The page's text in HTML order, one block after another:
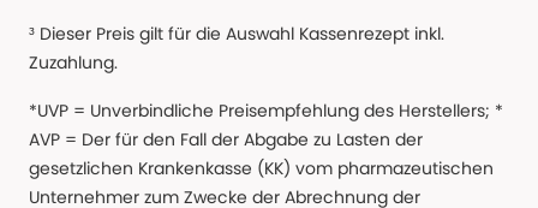
³ Dieser Preis gilt für die Auswahl Kassenrezept inkl.
Zuzahlung.
*UVP = Unverbindliche Preisempfehlung des Herstellers; *
AVP = Der für den Fall der Abgabe zu Lasten der
gesetzlichen Krankenkasse (KK) vom pharmazeutischen
Unternehmer zum Zwecke der Abrechnung der